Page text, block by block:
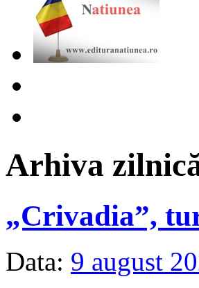
Arhiva
„Crivadia”,
Data: 9 august